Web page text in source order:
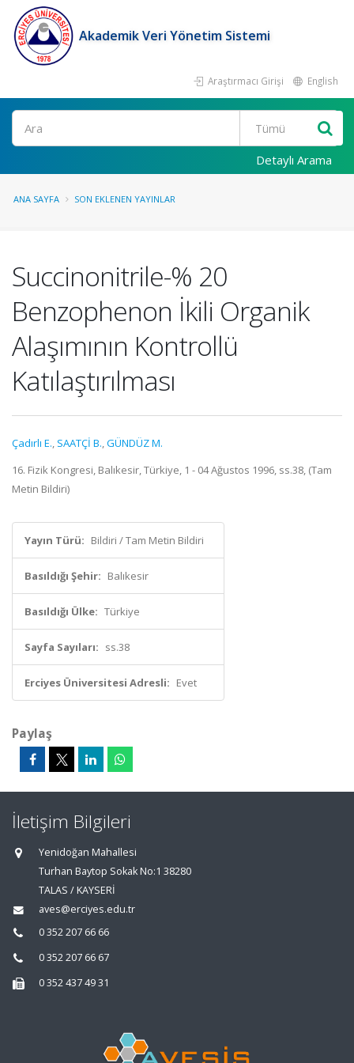
Akademik Veri Yönetim Sistemi
Araştırmacı Girişi English
Ara
Detaylı Arama
ANA SAYFA SON EKLENEN YAYINLAR
Succinonitrile-% 20
Benzophenon İkili Organik
Alaşımının Kontrollü
Katılaştırılması
Çadırlı E., SAATÇİ B.,GÜNDÜZ M.
16. Fizik Kongresi, Balıkesir, Türkiye, 1 - 04 Ağustos 1996, ss.38, (Tam
Metin Bildiri)
Yayın Türü: Bildiri / Tam Metin Bildiri
Basıldığı Şehir: Balıkesir
Basıldığı Ülke: Türkiye
Sayfa Sayıları: ss.38
Erciyes Üniversitesi Adresli: Evet
Paylaş
İletişim Bilgileri
Yenidoğan Mahallesi
Turhan Baytop Sokak No:1 38280
TALAS / KAYSERİ
aves@erciyes.edu.tr
0 352 207 66 66
0 352 207 66 67
0 352 437 49 31